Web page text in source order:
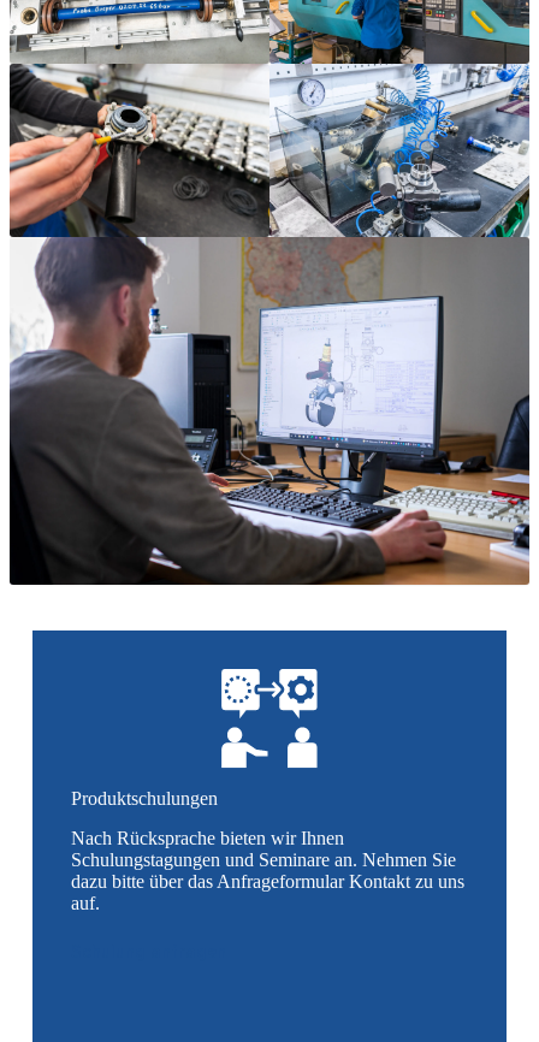
Produktschulungen
Nach Rücksprache bieten wir Ihnen
Schulungstagungen und Seminare an. Nehmen Sie
dazu bitte über das Anfrageformular Kontakt zu uns
auf.